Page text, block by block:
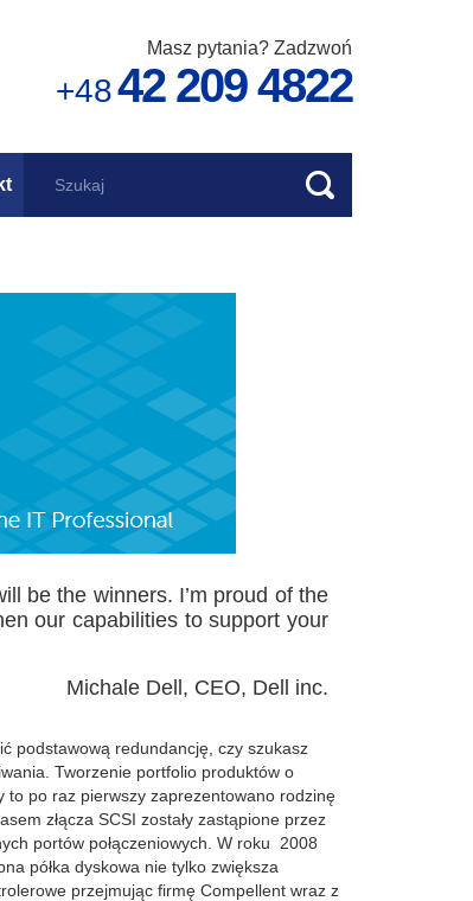
Masz pytania? Zadzwoń
+4842 209 4822
be the winners. I’m proud of the
our capabilities to support your
Michale Dell, CEO, Dell inc.
podstawową redundancję, czy szukasz
Tworzenie portfolio produktów o
to po raz pierwszy zaprezentowano rodzinę
złącza SCSI zostały zastąpione przez
portów połączeniowych. W roku 2008
półka dyskowa nie tylko zwiększa
przejmując firmę Compellent wraz z